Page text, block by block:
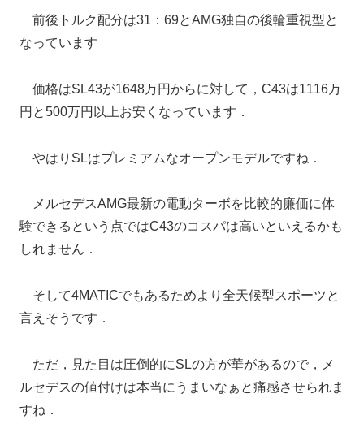
前後トルク配分は31：69とAMG独自の後輪重視型と
なっています
価格はSL43が1648万円からに対して，C43は1116万
円と500万円以上お安くなっています．
やはりSLはプレミアムなオープンモデルですね．
メルセデスAMG最新の電動ターボを比較的廉価に体
験できるという点ではC43のコスパは高いといえるかも
しれません．
そして4MATICでもあるためより全天候型スポーツと
言えそうです．
ただ，見た目は圧倒的にSLの方が華があるので，メ
ルセデスの値付けは本当にうまいなぁと痛感させられま
すね．